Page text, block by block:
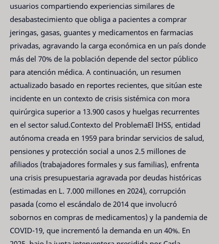
usuarios compartiendo experiencias similares de
desabastecimiento que obliga a pacientes a comprar
jeringas, gasas, guantes y medicamentos en farmacias
privadas, agravando la carga económica en un país donde
más del 70% de la población depende del sector público
para atención médica. A continuación, un resumen
actualizado basado en reportes recientes, que sitúan este
incidente en un contexto de crisis sistémica con mora
quirúrgica superior a 13.900 casos y huelgas recurrentes
en el sector salud.Contexto del ProblemaEl IHSS, entidad
autónoma creada en 1959 para brindar servicios de salud,
pensiones y protección social a unos 2.5 millones de
afiliados (trabajadores formales y sus familias), enfrenta
una crisis presupuestaria agravada por deudas históricas
(estimadas en L. 7.000 millones en 2024), corrupción
pasada (como el escándalo de 2014 que involucró
sobornos en compras de medicamentos) y la pandemia de
COVID-19, que incrementó la demanda en un 40%. En